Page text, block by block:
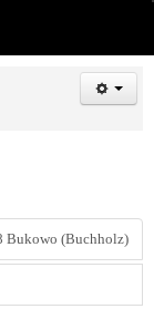
Bukowo (Buchholz)